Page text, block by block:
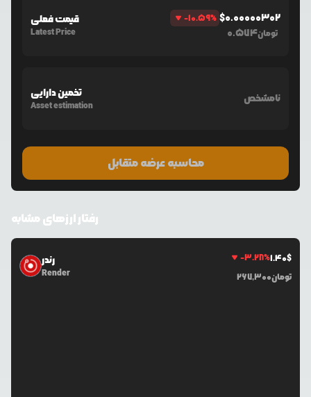
قیمت فعلی
Latest Price
-10.59% $0.00000302
0.574تومان
تخمین دارایی
Asset estimation
نامشخص
محاسبه عرضه متقابل
رفتار ارزهای مشابه
رندر
Render
-3.28%1.40$
267,300تومان